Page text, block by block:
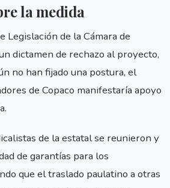
la medida
Legislación de la Cámara de
dictamen de rechazo al proyecto,
no han fijado una postura, el
de Copaco manifestaría apoyo
de la estatal se reunieron y
de garantías para los
que el traslado paulatino a otras